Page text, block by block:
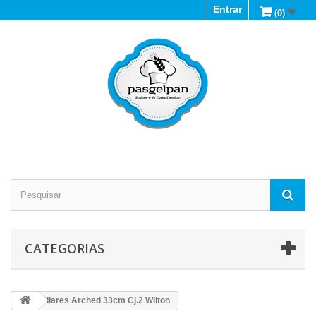
(0)
Entrar
CATEGORIAS
Pilares Arched 33cm Cj.2 Wilton